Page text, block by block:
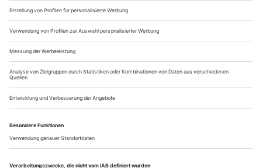
Notiert 6/26
Notiert
Der langjährige Leiter der John Cranko Schule,Tadeusz
Matacz, ist für seine Verdienste um den Tanz und die
Ballettausbildung mit dem Professoren-Titel ehrenhalber
ausgezeichnet worden.
Der mit je 8000 Euro dotierte «Förderpreis der Stadt
München» für Theater resp. Tanz geht dieses Jahr an die
PerformerinLucy Wilke